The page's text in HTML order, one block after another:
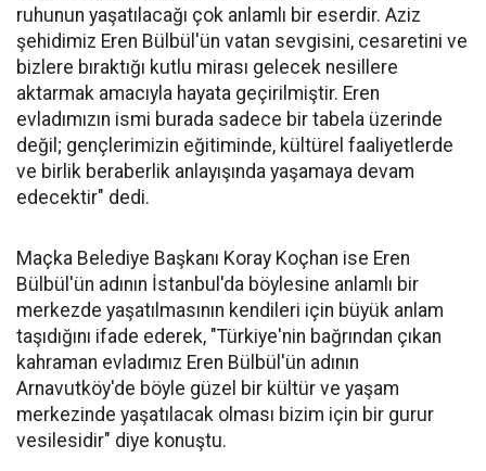
ruhunun yaşatılacağı çok anlamlı bir eserdir. Aziz
şehidimiz Eren Bülbül'ün vatan sevgisini, cesaretini ve
bizlere bıraktığı kutlu mirası gelecek nesillere
aktarmak amacıyla hayata geçirilmiştir. Eren
evladımızın ismi burada sadece bir tabela üzerinde
değil; gençlerimizin eğitiminde, kültürel faaliyetlerde
ve birlik beraberlik anlayışında yaşamaya devam
edecektir" dedi.
Maçka Belediye Başkanı Koray Koçhan ise Eren
Bülbül'ün adının İstanbul'da böylesine anlamlı bir
merkezde yaşatılmasının kendileri için büyük anlam
taşıdığını ifade ederek, "Türkiye'nin bağrından çıkan
kahraman evladımız Eren Bülbül'ün adının
Arnavutköy'de böyle güzel bir kültür ve yaşam
merkezinde yaşatılacak olması bizim için bir gurur
vesilesidir" diye konuştu.